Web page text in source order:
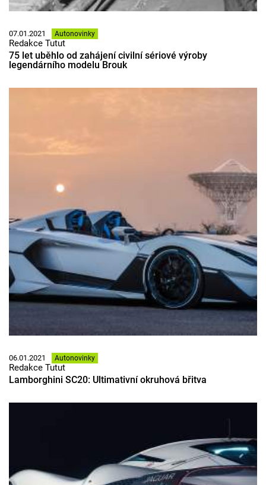
07.01.2021 Autonovinky
Redakce Tutut
75 let uběhlo od zahájení civilní sériové výroby
legendárního modelu Brouk
06.01.2021 Autonovinky
Redakce Tutut
Lamborghini SC20: Ultimativní okruhová břitva